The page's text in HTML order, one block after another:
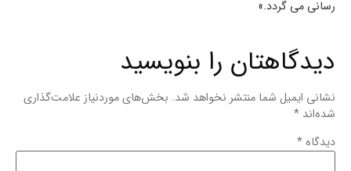
رسانی می گردد.»
دیدگاهتان را بنویسید
نشانی ایمیل شما منتشر نخواهد شد. بخش‌های موردنیاز علامت‌گذاری
شده‌اند *
دیدگاه *